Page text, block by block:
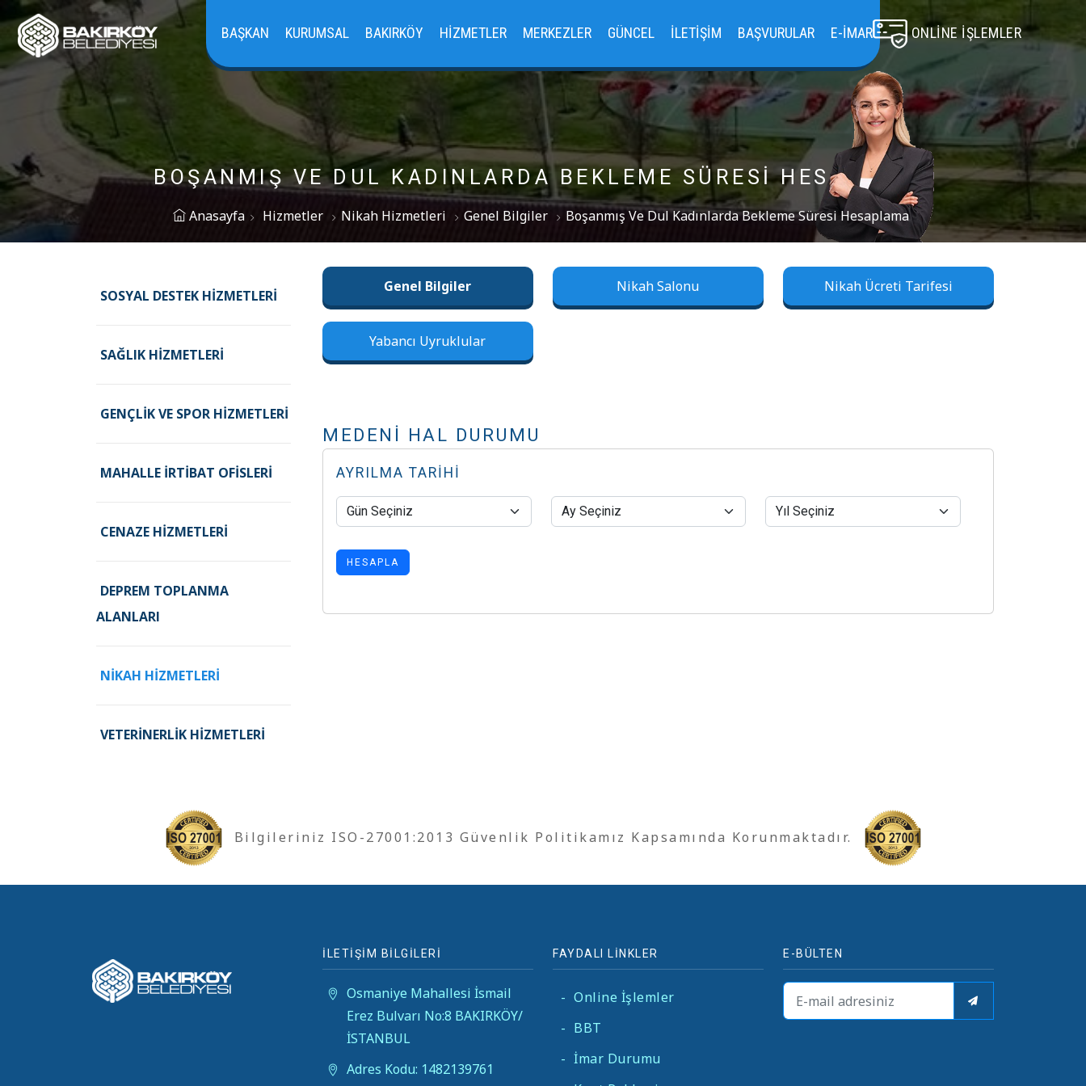
BAŞKAN KURUMSAL BAKIRKÖY HIZMETLER MERKEZLER GÜNCEL İLETIŞIM BAŞVURULAR E-İMAR ONLINE İŞLEMLER
BOŞANMIŞ VE DUL KADINLARDA BEKLEME SÜRESI HESAPLAMA
Anasayfa Hizmetler Nikah Hizmetleri Genel Bilgiler Boşanmış Ve Dul Kadınlarda Bekleme Süresi Hesaplama
SOSYAL DESTEK HIZMETLERI
SAĞLIK HIZMETLERI
GENÇLIK VE SPOR HIZMETLERI
MAHALLE İRTIBAT OFISLERI
CENAZE HIZMETLERI
DEPREM TOPLANMA
ALANLARI
NIKAH HIZMETLERI
VETERINERLIK HIZMETLERI
Genel Bilgiler Nikah Salonu Nikah Ücreti Tarifesi
Yabancı Uyruklular
MEDENİ HAL DURUMU
AYRILMA TARIHI
HESAPLA
Bilgileriniz ISO-27001:2013 Güvenlik Politikamız Kapsamında Korunmaktadır.
İLETİŞİM BİLGİLERİ
Osmaniye Mahallesi İsmail
Erez Bulvarı No:8 BAKIRKÖY/
İSTANBUL
Adres Kodu: 1482139761
FAYDALI LİNKLER
- Online İşlemler
- BBT
- İmar Durumu
E-BÜLTEN